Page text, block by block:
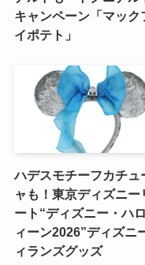
キャンペーン「マック
イポテト」
ハデスモチーフカチュ
ャも！東京ディズニー
ート“ディズニー・ハ
ィーン2026”ディズニ
ィランズグッズ